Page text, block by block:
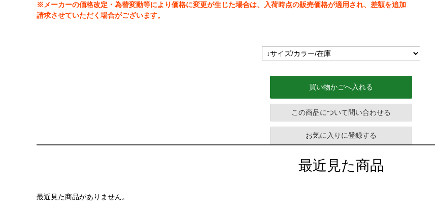
※メーカーの価格改定・為替変動等により価格に変更が生じた場合は、入荷時点の販売価格が適用され、差額を追加
請求させていただく場合がございます。
買い物かごへ入れる
この商品について問い合わせる
お気に入りに登録する
最近見た商品
最近見た商品がありません。